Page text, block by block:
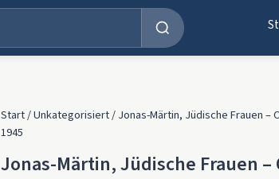
Start/Unkategorisiert/ Jonas-Märtin, Jüdische Frauen –
1945
Jonas-Märtin, Jüdische Frauen